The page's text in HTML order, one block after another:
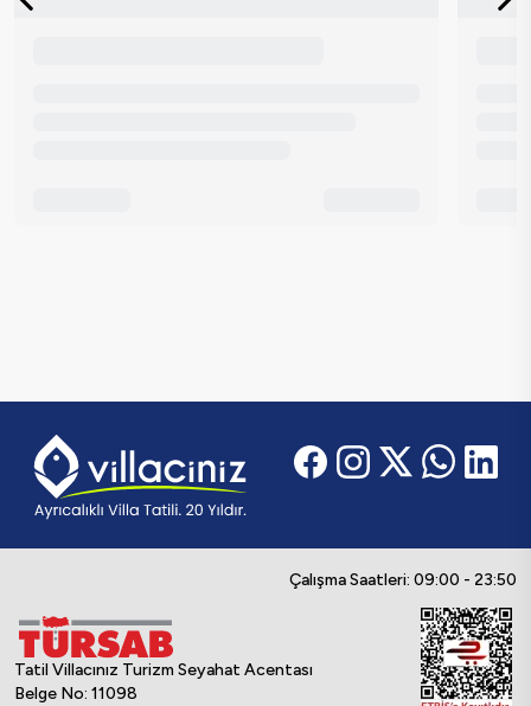
Çalışma Saatleri: 09:00 - 23:50
Tatil Villacınız Turizm Seyahat Acentası
Belge No: 11098